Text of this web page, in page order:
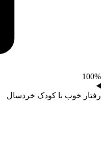
100%
رفتار خوب با کودک خردسال